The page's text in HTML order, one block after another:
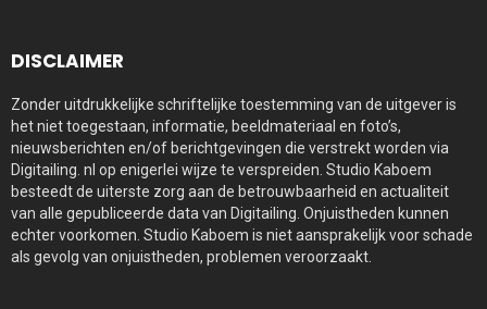
DISCLAIMER
Zonder uitdrukkelijke schriftelijke toestemming van de uitgever is
het niet toegestaan, informatie, beeldmateriaal en foto’s,
nieuwsberichten en/of berichtgevingen die verstrekt worden via
Digitailing. nl op enigerlei wijze te verspreiden. Studio Kaboem
besteedt de uiterste zorg aan de betrouwbaarheid en actualiteit
van alle gepubliceerde data van Digitailing. Onjuistheden kunnen
echter voorkomen. Studio Kaboem is niet aansprakelijk voor schade
als gevolg van onjuistheden, problemen veroorzaakt.